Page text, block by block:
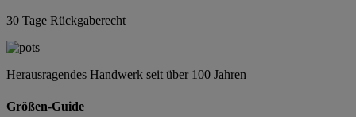
30 Tage Rückgaberecht
Herausragendes Handwerk seit über 100 Jahren
Größen-Guide